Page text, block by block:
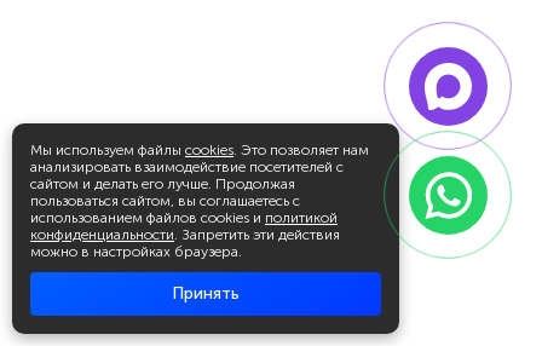
Мы используем файлы cookies. Это позволяет нам
анализировать взаимодействие посетителей с
сайтом и делать его лучше. Продолжая
пользоваться сайтом, вы соглашаетесь с
использованием файлов cookies и политикой
конфиденциальности. Запретить эти действия
можно в настройках браузера.
Принять